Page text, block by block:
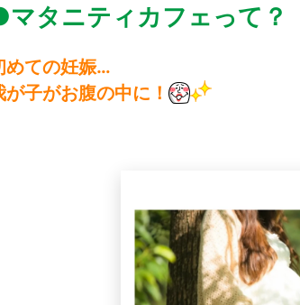
タニティカフェって？
めての妊娠…
が子がお腹の中に！